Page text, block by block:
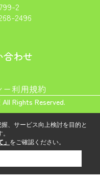
2
2496
合わせ
利用規約
Rights Reserved.
、サービス向上検討を目的と
をご確認ください。